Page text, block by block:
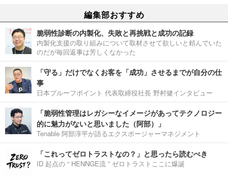
編集部おすすめ
脆弱性診断の内製化、失敗と再挑戦と成功の記録
内製化支援の取り組みについて取材させて欲しいと頼んでいた
のだが毎回返事は芳しくなかった
「守る」だけでなくお客を「成功」させるまでが自分の仕
事
日本プルーフポイント 代表取締役社長 野村健インタビュー
「脆弱性管理はレガシーなイメージがあってテクノロジー
的に魅力がないと思いました（阿部）」
Tenable 阿部淳平が語るエクスポージャーマネジメント
「これってゼロトラストなの？」と思ったら読むべき
ID 起点の “ HENNGE流 ” ゼロトラストここに爆誕